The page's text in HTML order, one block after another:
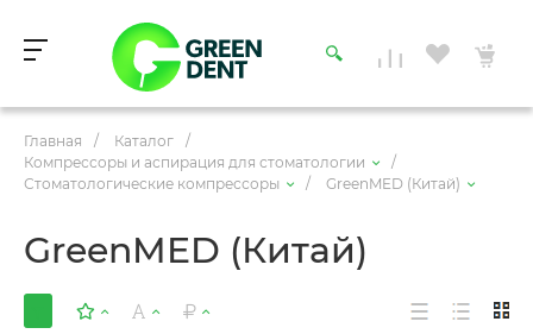
Главная / Каталог
/
Компрессоры и аспирация для стоматологии
/
Стоматологические компрессоры
/ GreenMED (Китай)
GreenMED (Китай)